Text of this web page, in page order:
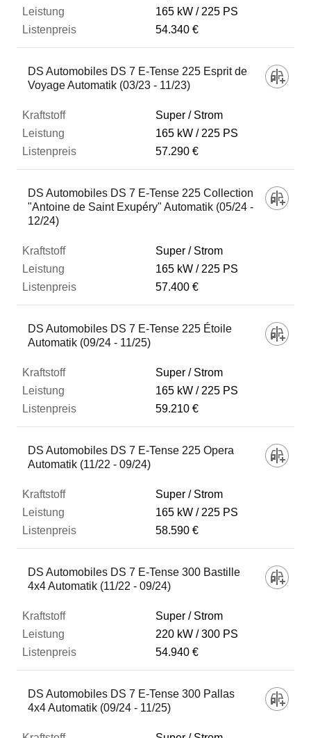
165 kW
225 PS
54.340 €
DS Automobiles DS 7 E-Tense 225 Esprit de
Voyage Automatik (03/23 - 11/23)
Super / Strom
165 kW
225 PS
57.290 €
DS Automobiles DS 7 E-Tense 225 Collection
"Antoine de Saint Exupéry" Automatik (05/24 -
12/24)
Super / Strom
165 kW
225 PS
57.400 €
DS Automobiles DS 7 E-Tense 225 Étoile
Automatik (09/24 - 11/25)
Super / Strom
165 kW
225 PS
59.210 €
DS Automobiles DS 7 E-Tense 225 Opera
Automatik (11/22 - 09/24)
Super / Strom
165 kW
225 PS
58.590 €
DS Automobiles DS 7 E-Tense 300 Bastille
4x4 Automatik (11/22 - 09/24)
Super / Strom
220 kW
300 PS
54.940 €
DS Automobiles DS 7 E-Tense 300 Pallas
4x4 Automatik (09/24 - 11/25)